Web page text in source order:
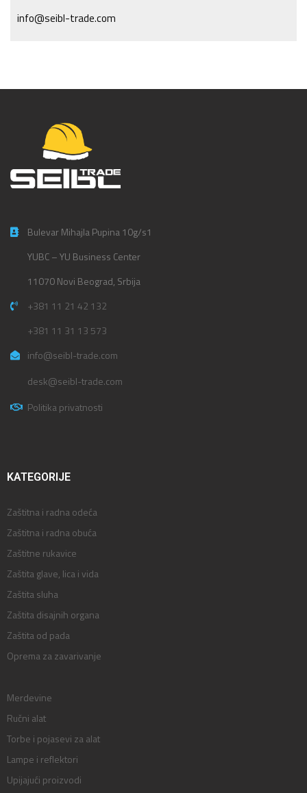
info@seibl-trade.com
Bulevar Mihajla Pupina 10g/s1
YUBC – YU Business Center
11070 Novi Beograd, Srbija
+381 11 21 42 132
+381 11 31 13 573
info@seibl-trade.com
desk@seibl-trade.com
Politika privatnosti
KATEGORIJE
Zaštitna i radna odeća
Zaštitna i radna obuća
Zaštitne rukavice
Zaštita glave, lica i vida
Zaštita sluha
Zaštita disajnih organa
Zaštita od pada
Oprema za zavarivanje
Merdevine
Ručni alat
Torbe i pojasevi za alat
Lampe i reflektori
Upijajući proizvodi